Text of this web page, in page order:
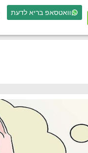
וואטסאפ בריא לדעת